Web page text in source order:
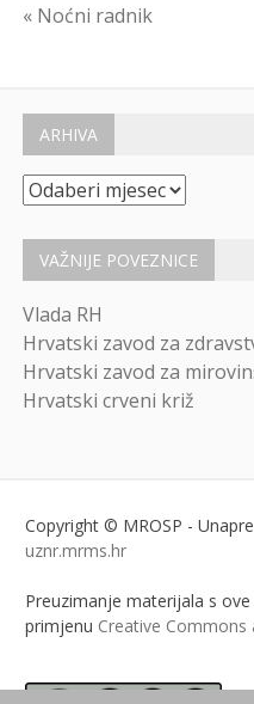
Navigacija
« Noćni radnik
ARHIVA
Arhiva
VAŽNIJE POVEZNICE
Vlada RH
Hrvatski zavod za
Hrvatski zavod za
Hrvatski crveni križ
Copyright © MROSP -
uznr.mrms.hr
Preuzimanje materijala s
primjenu Creative Commons